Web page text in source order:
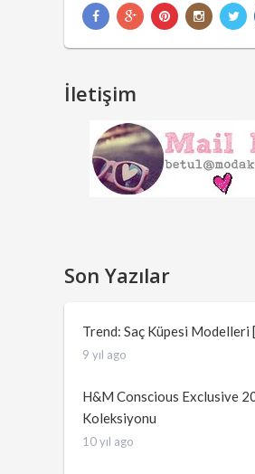
İletişim
Son Yazılar
Trend: Saç Küpesi Modelleri
9 yıl ago
H&M Conscious Exclusive
Koleksiyonu
10 yıl ago